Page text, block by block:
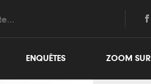
ENQUÊTES ZOOM SUR